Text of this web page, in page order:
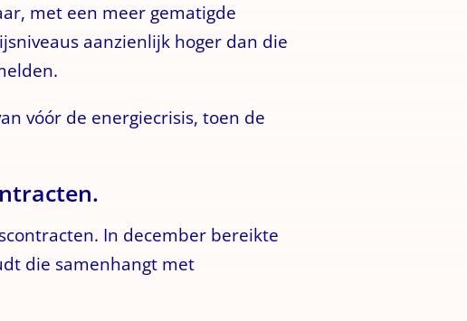
met een meer gematigde
aanzienlijk hoger dan die
vóór de energiecrisis, toen de
In december bereikte
die samenhangt met